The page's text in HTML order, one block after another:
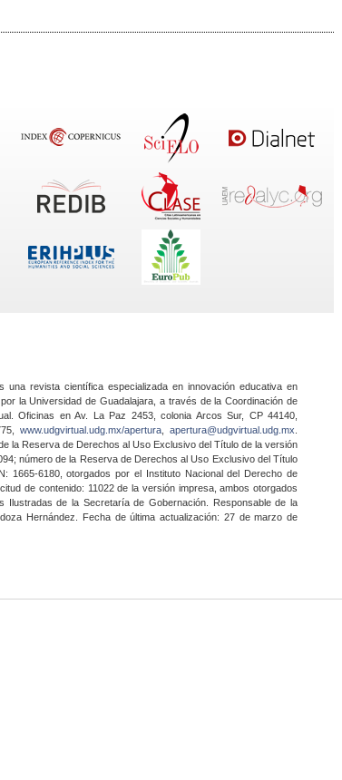
revista científica especializada en innovación educativa en
la Universidad de Guadalajara, a través de la Coordinación de
Oficinas en Av. La Paz 2453, colonia Arcos Sur, CP 44140,
www.udgvirtual.udg.mx/apertura apertura@udgvirtual.udg.mx
la Reserva de Derechos al Uso Exclusivo del Título de la versión
número de la Reserva de Derechos al Uso Exclusivo del Título
1665-6180, otorgados por el Instituto Nacional del Derecho de
de contenido: 11022 de la versión impresa, ambos otorgados
Ilustradas de la Secretaría de Gobernación. Responsable de la
Hernández. Fecha de última actualización: 27 de marzo de